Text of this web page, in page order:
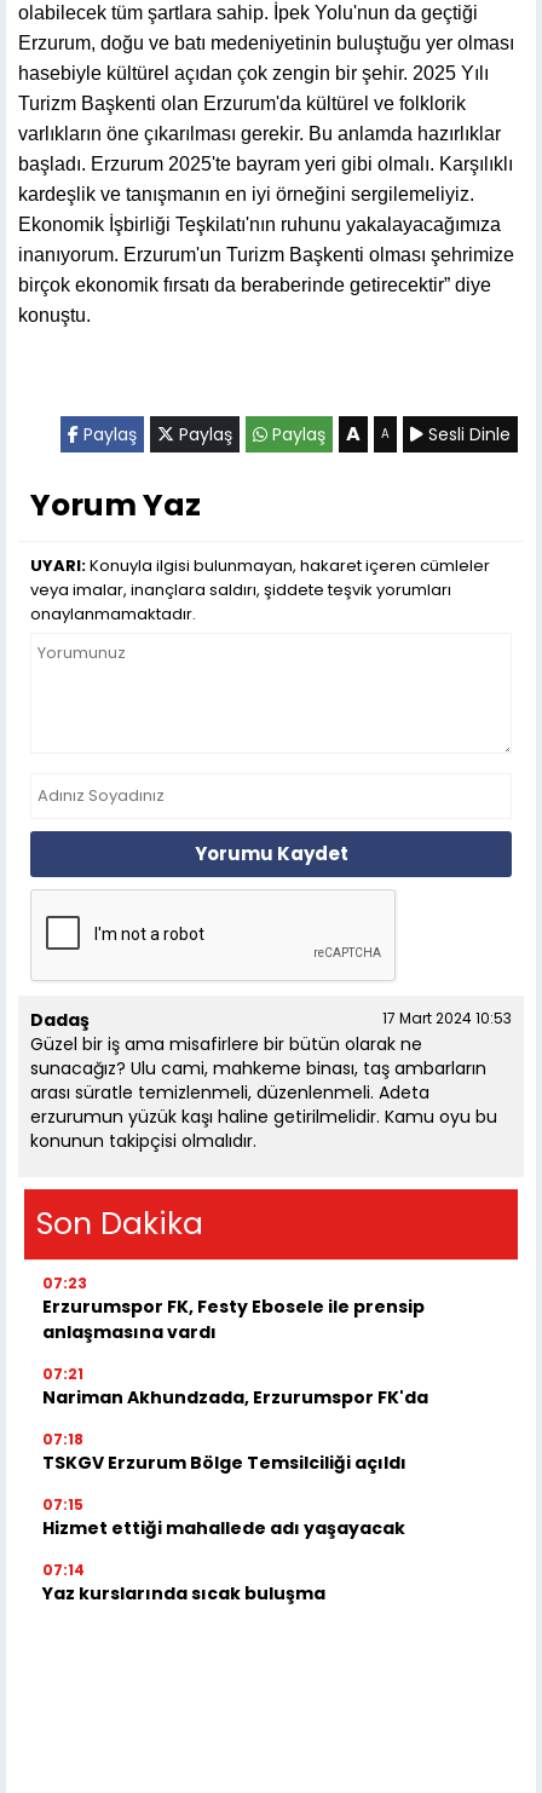
olabilecek tüm şartlara sahip. İpek Yolu'nun da geçtiği
Erzurum, doğu ve batı medeniyetinin buluştuğu yer olması
hasebiyle kültürel açıdan çok zengin bir şehir. 2025 Yılı
Turizm Başkenti olan Erzurum'da kültürel ve folklorik
varlıkların öne çıkarılması gerekir. Bu anlamda hazırlıklar
başladı. Erzurum 2025'te bayram yeri gibi olmalı. Karşılıklı
kardeşlik ve tanışmanın en iyi örneğini sergilemeliyiz.
Ekonomik İşbirliği Teşkilatı'nın ruhunu yakalayacağımıza
inanıyorum. Erzurum'un Turizm Başkenti olması şehrimize
birçok ekonomik fırsatı da beraberinde getirecektir” diye
konuştu.
Paylaş Paylaş Paylaş A A Sesli Dinle
Yorum Yaz
UYARI:Konuyla ilgisi bulunmayan, hakaret içeren cümleler
veya imalar, inançlara saldırı, şiddete teşvik yorumları
onaylanmamaktadır.
Yorumu Kaydet
Dadaş 17 Mart 2024 10:53
Güzel bir iş ama misafirlere bir bütün olarak ne
sunacağız? Ulu cami, mahkeme binası, taş ambarların
arası süratle temizlenmeli, düzenlenmeli. Adeta
erzurumun yüzük kaşı haline getirilmelidir. Kamu oyu bu
konunun takipçisi olmalıdır.
Son Dakika
07:23
Erzurumspor FK, Festy Ebosele ile prensip
anlaşmasına vardı
07:21
Nariman Akhundzada, Erzurumspor FK'da
07:18
TSKGV Erzurum Bölge Temsilciliği açıldı
07:15
Hizmet ettiği mahallede adı yaşayacak
07:14
Yaz kurslarında sıcak buluşma